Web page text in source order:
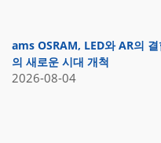
ams OSRAM, LED와 AR의
의 새로운 시대 개척
2026-08-04